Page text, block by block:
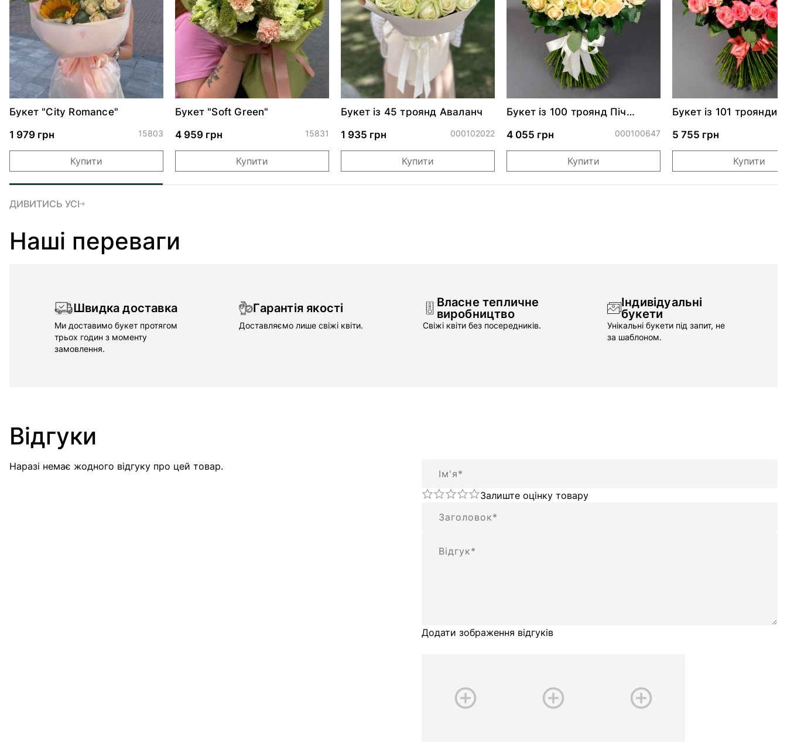
Букет "City Romance"
1 979 грн
15803
Купити
Букет "Soft Green"
4 959 грн
15831
Купити
Букет із 45 троянд Аваланч
1 935 грн
000102022
Купити
Букет із 100 троянд Піч
4 055 грн
000100647
Купити
Букет із 101 троянди
5 755 грн
Купити
ДИВИТИСЬ УСІ
Наші переваги
Швидка доставка
Ми доставимо букет протягом
трьох годин з моменту
замовлення.
Гарантія якості
Доставляємо лише свіжі квіти.
Власне тепличне
виробництво
Свіжі квіти без посередників.
Індивідуальні
букети
Унікальні букети під запит, не
за шаблоном.
Відгуки
Наразі немає жодного відгуку про цей товар.
Залиште оцінку товару
Додати зображення відгуків